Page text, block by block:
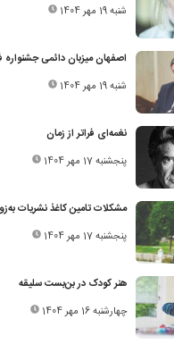
شنبه 19 مهر 1404
اصفهان میزبان دائمی
شنبه 19 مهر 1404
نغمه‌ای فراتر از زمان
پنجشنبه 17 مهر 1404
مشکلات تامین کاغذ نشریات
پنجشنبه 17 مهر 1404
هنر کودک در بن‌بست سلیقه
چهارشنبه 16 مهر 1404